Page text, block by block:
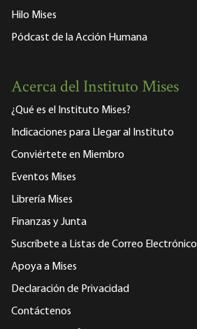
Hilo Mises
Pódcast de la Acción Humana
Acerca del Instituto Mises
¿Qué es el Instituto Mises?
Indicaciones para Llegar al Instituto
Conviértete en Miembro
Eventos Mises
Librería Mises
Finanzas y Junta
Suscríbete a Listas de Correo Electrónico
Apoya a Mises
Declaración de Privacidad
Contáctenos